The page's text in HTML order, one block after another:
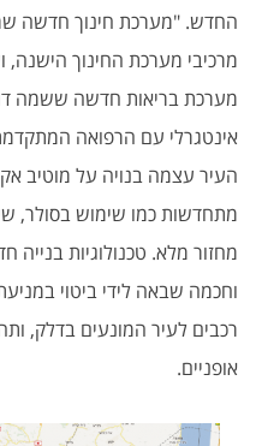
החדש. "מערכת חינוך חדשה
מרכיבי מערכת החינוך הישנה,
מערכת בריאות חדשה ששמה
אינטגרלי עם הרפואה המתקדמת
העיר עצמה בנויה על מוטיב
מתחדשות כמו שימוש בסולר,
מחזור מלא. טכנולוגיות
וחכמה שבאה לידי ביטוי
רכבים לעיר המונעים בדלק,
אופניים.